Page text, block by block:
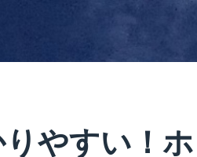
やすい！